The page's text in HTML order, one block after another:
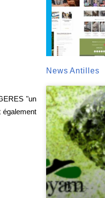
"un
également
News Antilles